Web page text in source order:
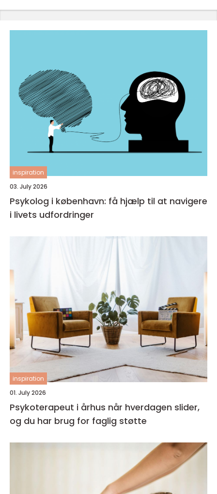
inspiration
03. July 2026
Psykolog i københavn: få hjælp til at navigere
i livets udfordringer
inspiration
01. July 2026
Psykoterapeut i århus når hverdagen slider,
og du har brug for faglig støtte